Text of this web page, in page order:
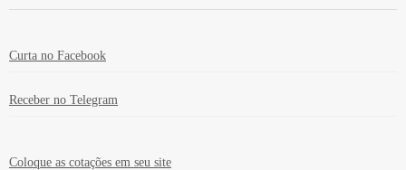
Curta no Facebook
Receber no Telegram
Coloque as cotações em seu site